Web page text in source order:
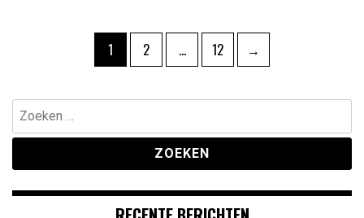
paginering
Pagina
1 Pagina
2 … Pagina
12 →
Zoeken
naar: